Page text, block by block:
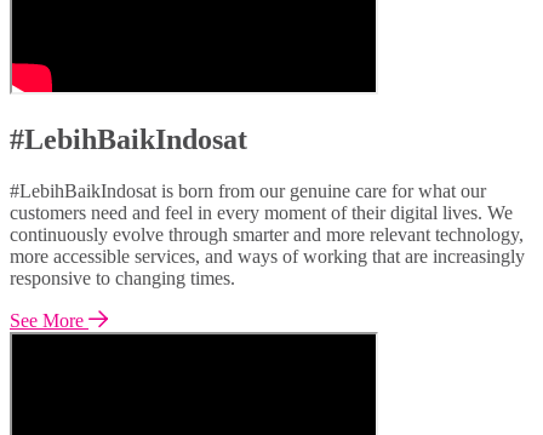
#LebihBaikIndosat
#LebihBaikIndosat is born from our genuine care for what our
customers need and feel in every moment of their digital lives. We
continuously evolve through smarter and more relevant technology,
more accessible services, and ways of working that are increasingly
responsive to changing times.
See More